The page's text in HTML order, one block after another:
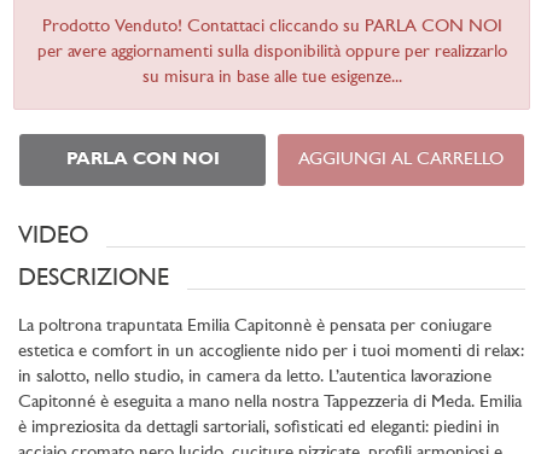
Prodotto Venduto! Contattaci cliccando su PARLA CON NOI
per avere aggiornamenti sulla disponibilità oppure per realizzarlo
su misura in base alle tue esigenze...
PARLA CON NOI AGGIUNGI AL CARRELLO
VIDEO
DESCRIZIONE
La poltrona trapuntata Emilia Capitonnè è pensata per coniugare
estetica e comfort in un accogliente nido per i tuoi momenti di relax:
in salotto, nello studio, in camera da letto. L’autentica lavorazione
Capitonné è eseguita a mano nella nostra Tappezzeria di Meda. Emilia
è impreziosita da dettagli sartoriali, sofisticati ed eleganti: piedini in